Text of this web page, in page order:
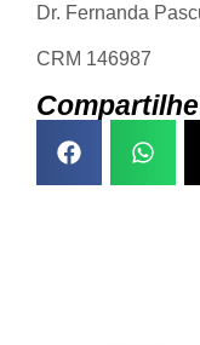
Dr. Fernanda
CRM 146987